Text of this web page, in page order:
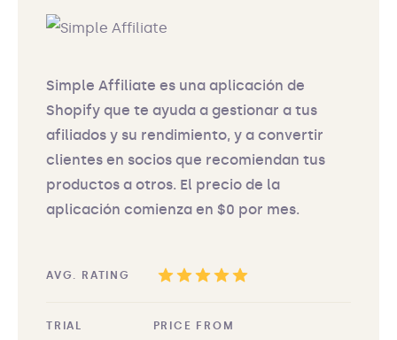
Simple Affiliate es una aplicación de
Shopify que te ayuda a gestionar a tus
afiliados y su rendimiento, y a convertir
clientes en socios que recomiendan tus
productos a otros. El precio de la
aplicación comienza en $0 por mes.
AVG. RATING
TRIAL
PRICE FROM